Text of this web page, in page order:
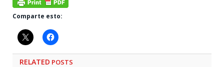
Comparte esto:
RELATED POSTS